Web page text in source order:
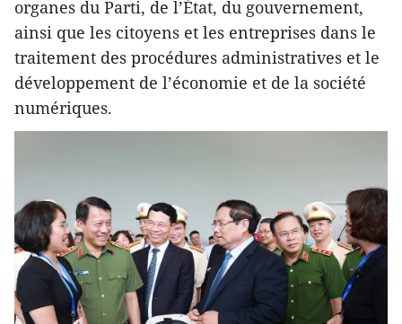
organes du Parti, de l’État, du gouvernement,
ainsi que les citoyens et les entreprises dans le
traitement des procédures administratives et le
développement de l’économie et de la société
numériques.